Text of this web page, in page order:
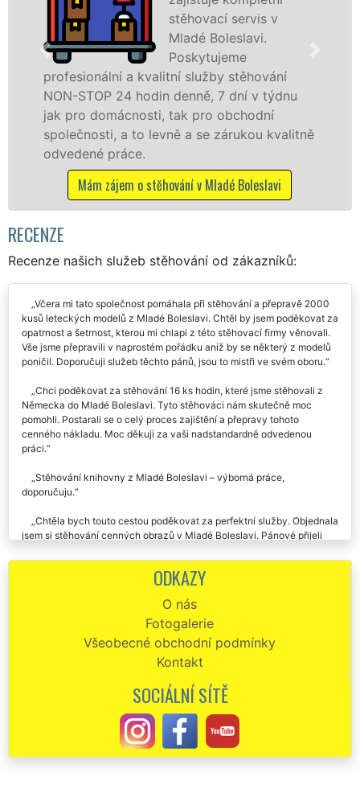
v týdnu
kvalitně
služby zajišťujeme domácnostem
celém okresu Mladá Boleslav se
kvality franchisové sítě EXTRA
Nabízíme stěhovací služby NON-
Mám zájem o stěhovací služby v
RECENZE
Recenze našich služeb stěhování od zákazníků:
Včera mi tato společnost pomáhala při stěhování a přepravě 2000
kusů leteckých modelů z Mladé Boleslavi. Chtěl by jsem poděkovat za
opatrnost a šetrnost, kterou mi chlapi z této stěhovací firmy věnovali.
Vše jsme přepravili v naprostém pořádku aniž by se některý z modelů
poničil. Doporučuji služeb těchto pánů, jsou to mistři ve svém oboru.
Chci poděkovat za stěhování 16 ks hodin, které jsme stěhovali z
Německa do Mladé Boleslavi. Tyto stěhováci nám skutečně moc
pomohli. Postarali se o celý proces zajištění a přepravy tohoto
cenného nákladu. Moc děkuji za vaši nadstandardně odvedenou
práci.
Stěhování knihovny z Mladé Boleslavi – výborná práce,
doporučuju.
Chtěla bych touto cestou poděkovat za perfektní služby. Objednala
jsem si stěhování cenných obrazů v Mladé Boleslavi. Pánové přijeli
byli skvělí!!! Vše pečlivě zabalili a zabezpečili a v pořádku převezli, jak
jsem potřebovala. Děkuji za profi přístup, byla jsem moc spokojená!
Děkuju za precizní přístup při stěhování mé sbírky hudebních
nástrojů. Rád vás budu doporučovat.
ODKAZY
O nás
Fotogalerie
Všeobecné obchodní podmínky
Kontakt
SOCIÁLNÍ SÍTĚ